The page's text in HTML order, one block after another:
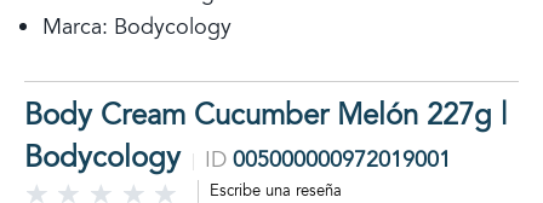
Marca: Bodycology
Body Cream Cucumber Melón 227g |
Bodycology
ID 005000000972019001
Escribe una reseña